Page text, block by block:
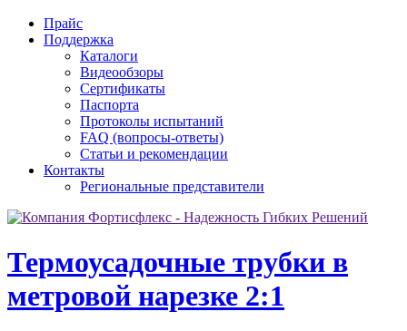
Прайс
Поддержка
Каталоги
Видеообзоры
Сертификаты
Паспорта
Протоколы испытаний
FAQ (вопросы-ответы)
Статьи и рекомендации
Контакты
Региональные представители
Термоусадочные трубки в
метровой нарезке 2:1